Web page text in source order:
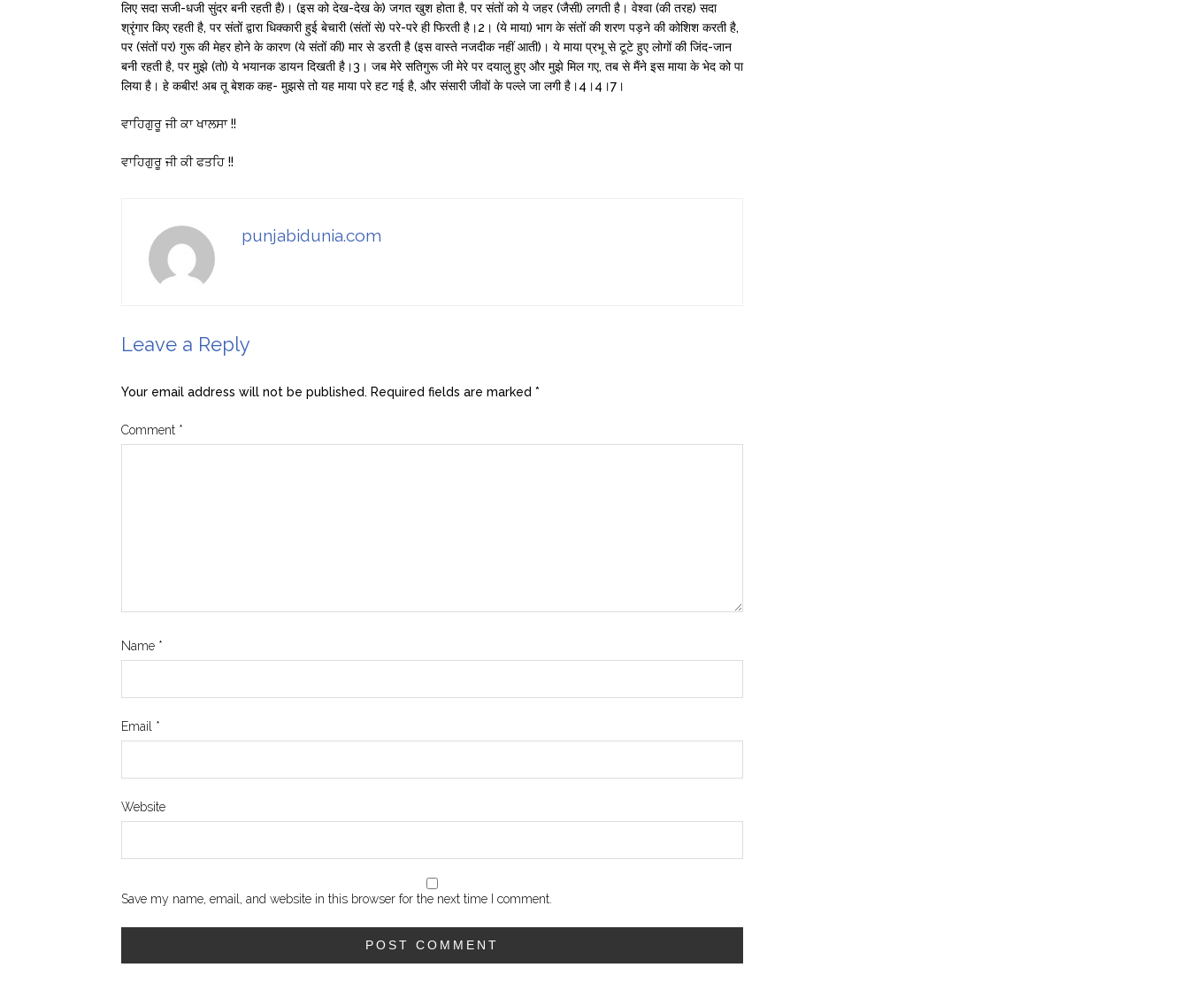
लिए सदा सजी-धजी सुंदर बनी रहती है)। (इस को देख-देख के) जगत खुश होता है, पर संतों को ये जहर (जैसी) लगती है। वेश्वा (की तरह) सदा
श्रृंगार किए रहती है, पर संतों द्वारा धिक्कारी हुई बेचारी (संतों से) परे-परे ही फिरती है।2। (ये माया) भाग के संतों की शरण पड़ने की कोशिश करती है,
पर (संतों पर) गुरू की मेहर होने के कारण (ये संतों की) मार से डरती है (इस वास्ते नजदीक नहीं आती)। ये माया प्रभू से टूटे हुए लोगों की जिंद-जान
बनी रहती है, पर मुझे (तो) ये भयानक डायन दिखती है।3। जब मेरे सतिगुरू जी मेरे पर दयालु हुए और मुझे मिल गए, तब से मैंने इस माया के भेद को पा
लिया है। हे कबीर! अब तू बेशक कह- मुझसे तो यह माया परे हट गई है, और संसारी जीवों के पल्ले जा लगी है।4।4।7।
ਵਾਹਿਗੁਰੂ ਜੀ ਕਾ ਖਾਲਸਾ !!
ਵਾਹਿਗੁਰੂ ਜੀ ਕੀ ਫਤਹਿ !!
punjabidunia.com
Leave a Reply
Your email address will not be published. Required fields are marked *
Comment *
Name *
Email *
Website
Save my name, email, and website in this browser for the next time I comment.